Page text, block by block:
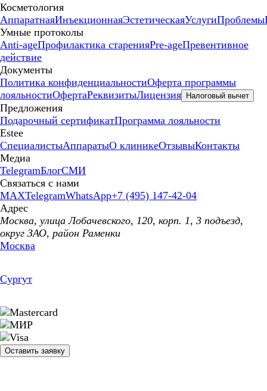
Косметология
АппаратнаяИнъекционнаяЭстетическаяУслугиПроблемы
Умные протоколы
Anti-ageПрофилактика старенияPre-ageПревентивное
действие
Документы
Политика конфиденциальностиОферта программы
лояльностиОфертаРеквизитыЛицензия Налоговый вычет
Предложения
Подарочный сертификатПрограмма лояльности
Estee
СпециалистыАппаратыО клиникеОтзывыКонтакты
Медиа
TelegramБлогСМИ
Связаться с нами
MAXTelegramWhatsApp+7 (495) 147-42-04
Адрес
Москва, улица Лобачевского, 120, корп. 1, 3 подъезд,
округ ЗАО, район Раменки
Москва
Сургут
Оставить заявку